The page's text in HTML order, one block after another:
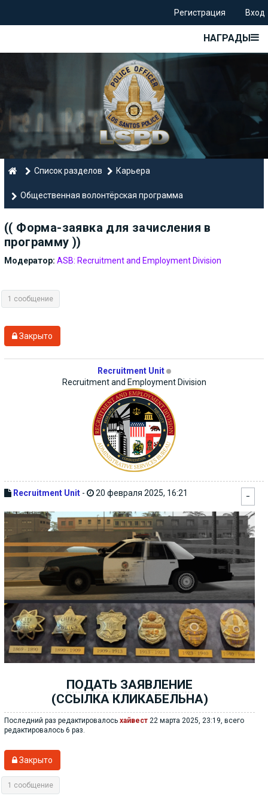
Регистрация Вход
НАГРАДЫ
Список разделов Карьера
Общественная волонтёрская программа
(( Форма-заявка для зачисления в
программу ))
Модератор: ASB: Recruitment and Employment Division
1 сообщение
Закрыто
Recruitment Unit
Recruitment and Employment Division
−
Recruitment Unit - 20 февраля 2025, 16:21
ПОДАТЬ ЗАЯВЛЕНИЕ
(ССЫЛКА КЛИКАБЕЛЬНА)
Последний раз редактировалось хайвест 22 марта 2025, 23:19, всего
редактировалось 6 раз.
Закрыто
1 сообщение